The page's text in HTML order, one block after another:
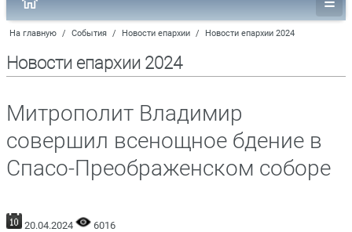
На главную / События / Новости епархии / Новости епархии 2024
Новости епархии 2024
Митрополит Владимир
совершил всенощное бдение в
Спасо-Преображенском соборе
20.04.2024
6016